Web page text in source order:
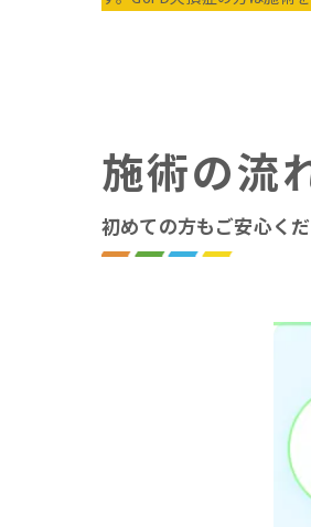
初めての方もご安心く
施術の流